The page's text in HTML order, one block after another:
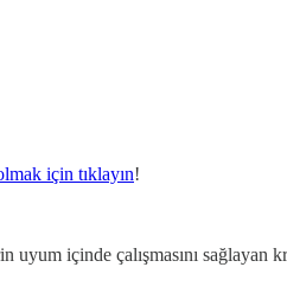
için tıklayın!
uyum içinde çalışmasını